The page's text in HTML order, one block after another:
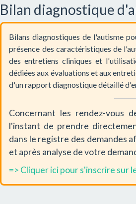
Bilan diagnostique
Bilans diagnostiques de l'autisme
présence des caractéristiques de
des entretiens cliniques et
dédiées aux évaluations et aux
d'un rapport diagnostique détaillé
Concernant les rendez-vous
l'instant de prendre
dans le registre des demandes
et après analyse de votre
=> Cliquer ici pour s'inscrire sur